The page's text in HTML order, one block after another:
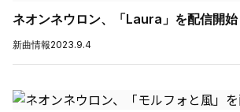
ネオンネウロン、「Laura」を配信開始
新曲情報2023.9.4